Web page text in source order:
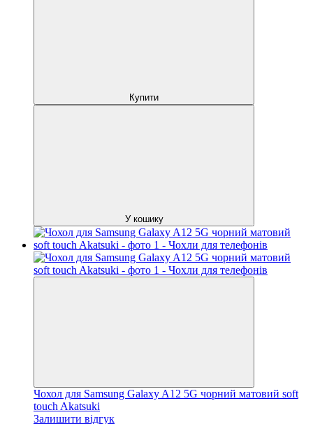
Купити
У кошику
Чохол для Samsung Galaxy A12 5G чорний матовий soft
touch Akatsuki
Залишити відгук